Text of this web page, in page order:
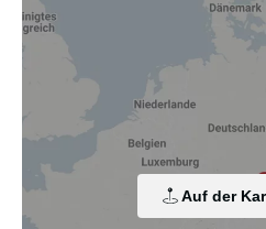
Auf der
Wir nutzen Cookies und
Diese Website nutzt Cookies
zur Verarbeitung von
Einbindung von Inhalten,
Dritter, der statistischen Analyse/
personalisierten Werbung sowie
Medien. Je nach Funktion
weitergegeben und an Dritte in
angemessenes